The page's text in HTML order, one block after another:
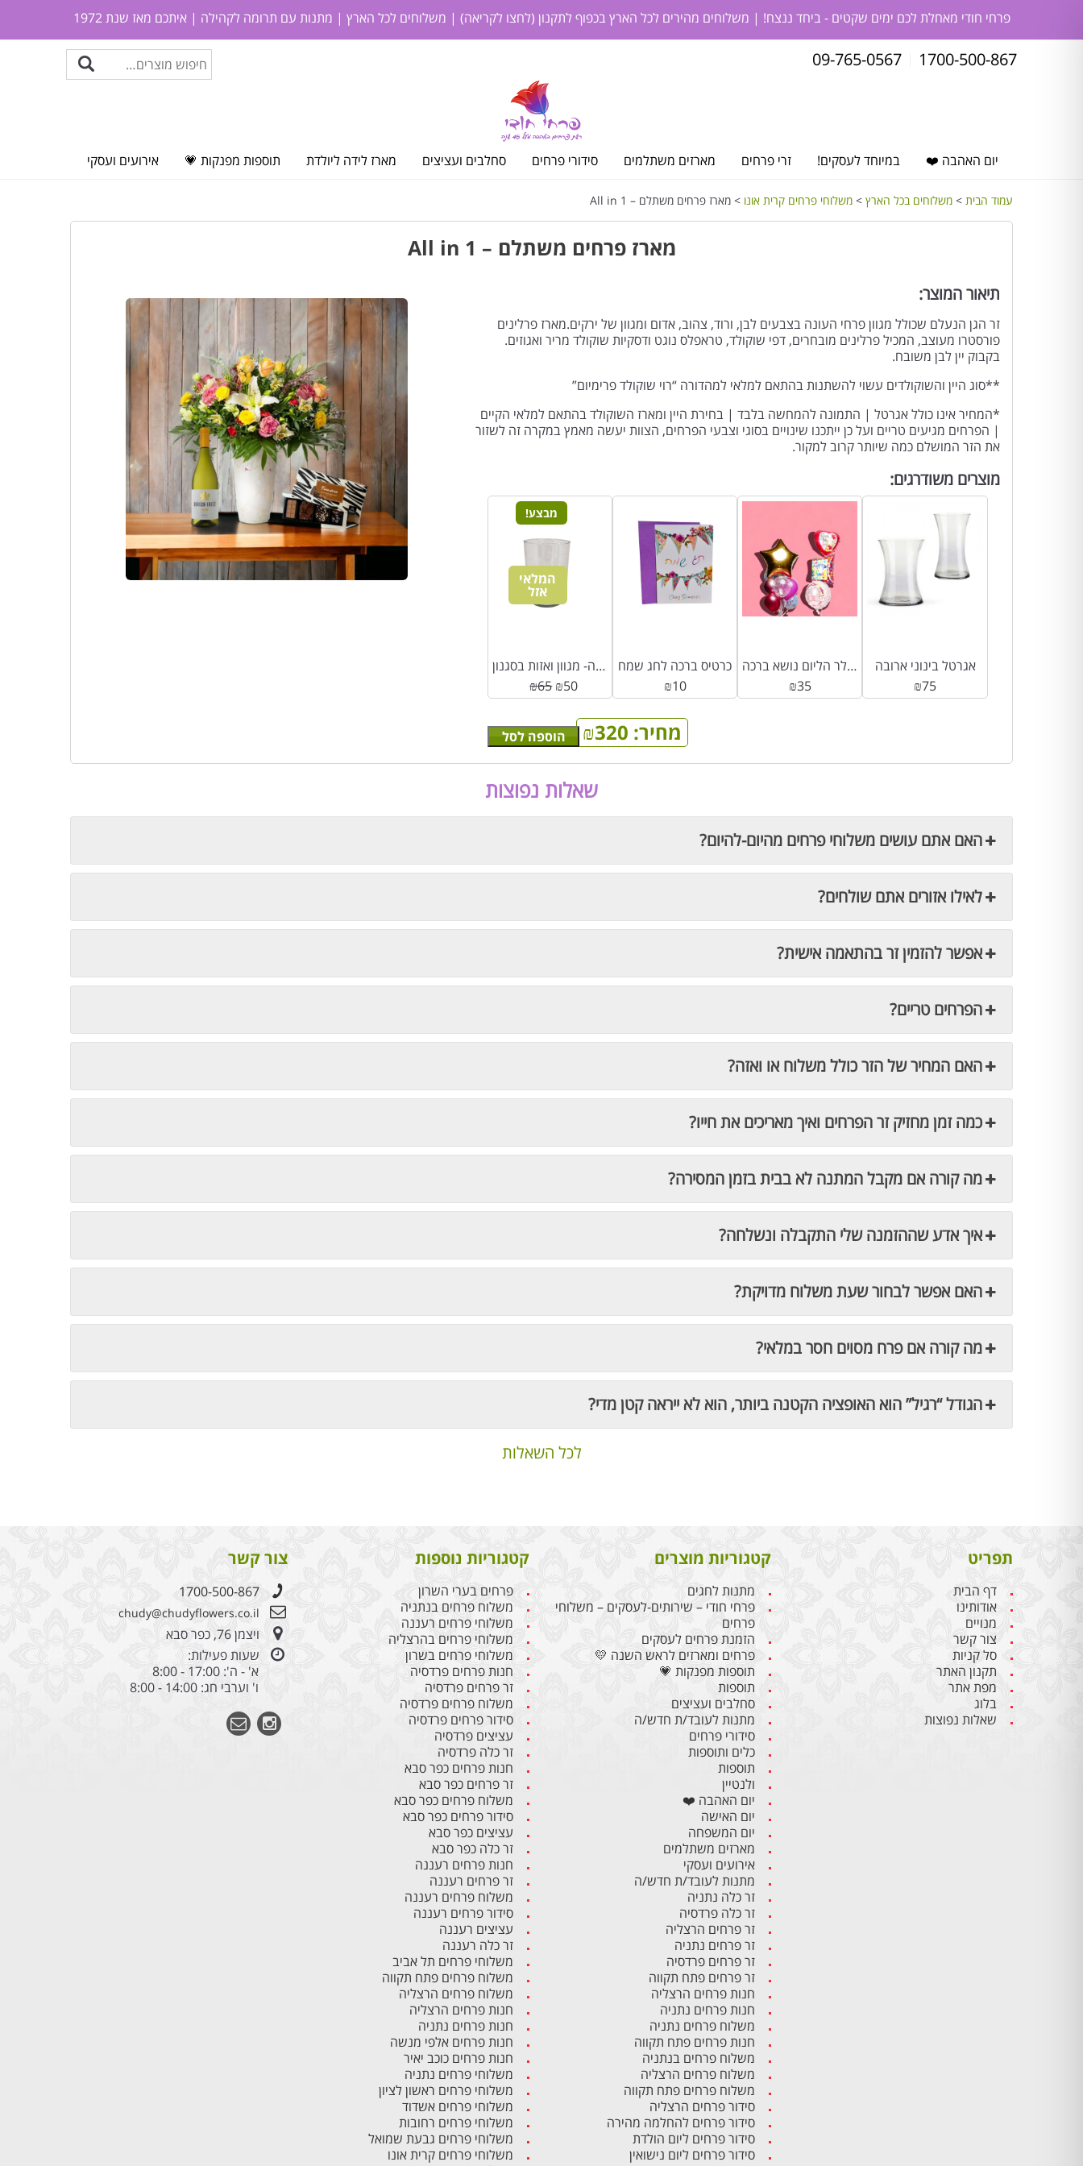
פרחי חודי מאחלת לכם ימים שקטים - ביחד ננצח! | משלוחים מהירים לכל הארץ בכפוף לתקנון (לחצו לקריאה) | משלוחים לכל הארץ | מתנות עם תרומה לקהילה | איתכם מאז שנת 1972
1700-500-867
09-765-0567
יום האהבה ❤️ במיוחד לעסקים! זרי פרחים מארזים משתלמים סידורי פרחים סחלבים ועציצים מארז לידה ליולדת תוספות מפנקות 💗 אירועים ועסקי
עמוד הבית > משלוחים בכל הארץ > משלוחי פרחים קרית אונו > מארז פרחים משתלם – All in 1
מארז פרחים משתלם – All in 1
תיאור המוצר:
זר הגן הנעלם שכולל מגוון פרחי העונה בצבעים לבן, ורוד, צהוב, אדום ומגוון של ירקים.מארז פרלינים
פורסטרו מעוצב, המכיל פרלינים מובחרים, דפי שוקולד, טראפלס נוגט ודסקיות שוקולד מריר ואגוזים.
בקבוק יין לבן משובח.
**סוג היין והשוקולדים עשוי להשתנות בהתאם למלאי למהדורה “רוי שוקולד פרימיום”
*המחיר אינו כולל אגרטל | התמונה להמחשה בלבד | בחירת היין ומארז השוקולד בהתאם למלאי הקיים
| הפרחים מגיעים טריים ועל כן ייתכנו שינויים בסוגי וצבעי הפרחים, הצוות יעשה מאמץ במקרה זה לשזור
את הזר המושלם כמה שיותר קרוב למקור.
מחיר: ₪320 הוספה לסל
מוצרים משודרגים:
מבצע!
המלאי
אזל
ואזה- מגוון ואזות בסגנון BLOOM
₪65 ₪50
כרטיס ברכה לחג שמח
₪10
בלון מיילר הליום נושא ברכה
₪35
אגרטל בינוני ארובה
₪75
שאלות נפוצות
האם אתם עושים משלוחי פרחים מהיום-להיום?
לאילו אזורים אתם שולחים?
אפשר להזמין זר בהתאמה אישית?
הפרחים טריים?
האם המחיר של הזר כולל משלוח או ואזה?
כמה זמן מחזיק זר הפרחים ואיך מאריכים את חייו?
מה קורה אם מקבל המתנה לא בבית בזמן המסירה?
איך אדע שההזמנה שלי התקבלה ונשלחה?
האם אפשר לבחור שעת משלוח מדויקת?
מה קורה אם פרח מסוים חסר במלאי?
הגודל “רגיל” הוא האופציה הקטנה ביותר, הוא לא ייראה קטן מדי?
לכל השאלות
תפריט
דף הבית
אודותינו
מנויים
צור קשר
סל קניות
תקנון האתר
מפת אתר
בלוג
שאלות נפוצות
קטגוריות מוצרים
מתנות לחגים
פרחי חודי – שירותים-לעסקים – משלוחי
פרחים
הזמנת פרחים לעסקים
פרחים ומארזים לראש השנה 💛
תוספות מפנקות 💗
תוספות
סחלבים ועציצים
מתנות לעובד/ת חדש/ה
סידורי פרחים
כלים ותוספות
תוספות
ולנטיין
יום האהבה ❤️
יום האישה
יום המשפחה
מארזים משתלמים
אירועים ועסקי
מתנות לעובד/ת חדש/ה
זר כלה נתניה
זר כלה פרדסיה
זר פרחים הרצליה
זר פרחים נתניה
זר פרחים פרדסיה
זר פרחים פתח תקווה
חנות פרחים הרצליה
חנות פרחים נתניה
משלוח פרחים נתניה
חנות פרחים פתח תקווה
משלוח פרחים בנתניה
משלוח פרחים הרצליה
משלוח פרחים פתח תקווה
סידור פרחים הרצליה
סידור פרחים להחלמה מהירה
סידור פרחים ליום הולדת
סידור פרחים ליום נישואין
קטגוריות נוספות
פרחים בערי השרון
משלוח פרחים בנתניה
משלוחי פרחים רעננה
משלוחי פרחים בהרצליה
משלוחי פרחים בשרון
חנות פרחים פרדסיה
זר פרחים פרדסיה
משלוח פרחים פרדסיה
סידור פרחים פרדסיה
עציצים פרדסיה
זר כלה פרדסיה
חנות פרחים כפר סבא
זר פרחים כפר סבא
משלוח פרחים כפר סבא
סידור פרחים כפר סבא
עציצים כפר סבא
זר כלה כפר סבא
חנות פרחים רעננה
זר פרחים רעננה
משלוח פרחים רעננה
סידור פרחים רעננה
עציצים רעננה
זר כלה רעננה
משלוחי פרחים תל אביב
משלוח פרחים פתח תקווה
משלוח פרחים הרצליה
חנות פרחים הרצליה
חנות פרחים נתניה
חנות פרחים אלפי מנשה
חנות פרחים כוכב יאיר
משלוחי פרחים נתניה
משלוחי פרחים ראשון לציון
משלוחי פרחים אשדוד
משלוחי פרחים רחובות
משלוחי פרחים גבעת שמואל
משלוחי פרחים קרית אונו
צור קשר
1700-500-867
chudy@chudyflowers.co.il
ויצמן 76, כפר סבא
שעות פעילות:
א' - ה': 17:00 - 8:00
ו' וערבי חג: 14:00 - 8:00